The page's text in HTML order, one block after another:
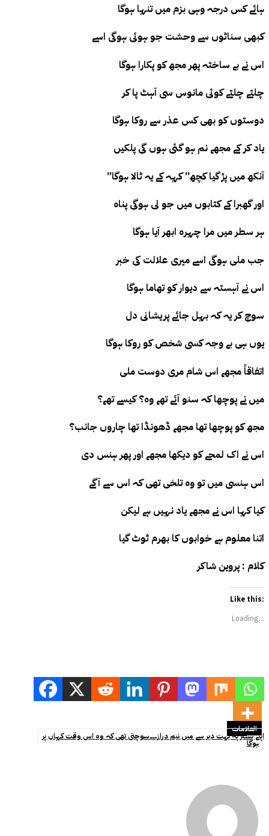
ہائے کس درجہ وہی بزم میں تنہا ہوگا
کبھی سناٹوں سے وحشت جو ہوئی ہوگی اسے
اس نے بے ساختہ پھر مجھ کو پکارا ہوگا
چلتے چلتے کوئی مانوس سی آہٹ پا کر
دوستوں کو بھی کس عذر سے روکا ہوگا
یاد کر کے مجھے نم ہو گئی ہوں گی پلکیں
”آنکھ میں پڑ گیا کچھ” کہہ کے یہ ٹالا ہوگا
اور گھبرا کے کتابوں میں جو لی ہوگی پناہ
ہر سطر میں مرا چہرہ ابھر آیا ہوگا
جب ملی ہوگی اسے میری علالت کی خبر
اس نے آہستہ سے دیوار کو تھاما ہوگا
سوچ کر یہ کہ بہل جائے پریشانی دل
یوں ہی بے وجہ کسی شخص کو روکا ہوگا
اتفاقاً مجھے اس شام مری دوست ملی
میں نے پوچھا کہ سنو آئے تھے وہ؟ کیسے تھے؟
مجھ کو پوچھا تھا مجھے ڈھونڈا تھا چاروں جانب؟
اس نے اک لمحے کو دیکھا مجھے اور پھر ہنس دی
اس ہنسی میں تو وہ تلخی تھی کہ اس سے آگے
کیا کہا اس نے مجھے یاد نہیں ہے لیکن
اتنا معلوم ہے خوابوں کا بھرم ٹوٹگیا
کلام : پروین شاکر
Like this:
Loading...
العلامات
اپنے بستر پہ بہت دیر سے میں نیم دراز۔۔۔سوچتی تھی کہ وہ اس وقت کہاں پر
ہوگا